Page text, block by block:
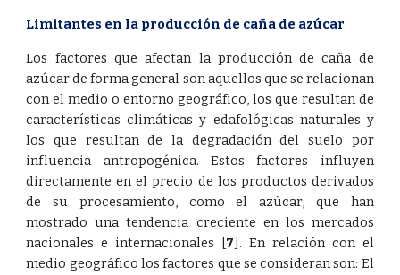
Limitantes en la producción de caña de azúcar
Los factores que afectan la producción de caña de
azúcar de forma general son aquellos que se relacionan
con el medio o entorno geográfico, los que resultan de
características climáticas y edafológicas naturales y
los que resultan de la degradación del suelo por
influencia antropogénica. Estos factores influyen
directamente en el precio de los productos derivados
de su procesamiento, como el azúcar, que han
mostrado una tendencia creciente en los mercados
nacionales e internacionales
[7] . En relación con el
medio geográfico los factores que se consideran son: El